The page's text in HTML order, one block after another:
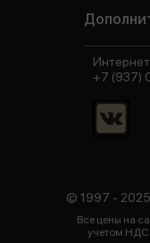
© 1997 -
Все цены на
учетом НДС
+7 (937)